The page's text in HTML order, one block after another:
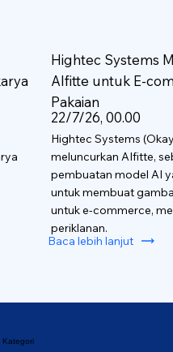
Hightec Systems
AIfitte untuk E-
Pakaian
22/7/26, 00.00
Hightec Systems
meluncurkan AIfitte,
pembuatan model AI
untuk membuat
untuk e-commerce,
periklanan.
Baca lebih lanjut
Kategori